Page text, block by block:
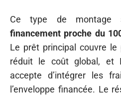
Ce type de montage
financement proche du
Le prêt principal couvre le
réduit le coût global, et
accepte d’intégrer les
l’enveloppe financée. Le